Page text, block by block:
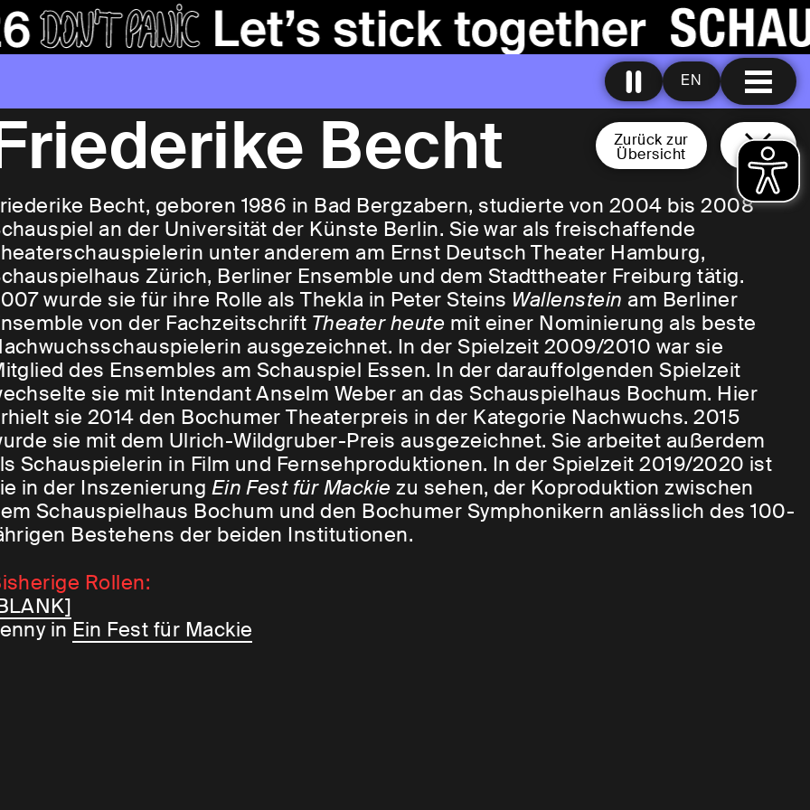
EN
Zurück zur
Übersicht
Becht
Becht, geboren 1986 in Bad Bergzabern, studierte von 2004 bis 2008
an der Universität der Künste Berlin. Sie war als freischaffende
unter anderem am Ernst Deutsch Theater Hamburg,
Zürich, Berliner Ensemble und dem Stadttheater Freiburg tätig.
wurde sie für ihre Rolle als Thekla in Peter Steins Wallenstein am Berliner
von der Fachzeitschrift Theater heute mit einer Nominierung als beste
ausgezeichnet. In der Spielzeit 2009/2010 war sie
des Ensembles am Schauspiel Essen. In der darauffolgenden Spielzeit
sie mit Intendant Anselm Weber an das Schauspielhaus Bochum. Hier
sie 2014 den Bochumer Theaterpreis in der Kategorie Nachwuchs. 2015
sie mit dem Ulrich-Wildgruber-Preis ausgezeichnet. Sie arbeitet außerdem
Schauspielerin in Film und Fernsehproduktionen. In der Spielzeit 2019/2020 ist
in der Inszenierung Ein Fest für Mackie zu sehen, der Koproduktion zwischen
Schauspielhaus Bochum und den Bochumer Symphonikern anlässlich des 100-
Bestehens der beiden Institutionen.
Rollen:
in Ein Fest für Mackie